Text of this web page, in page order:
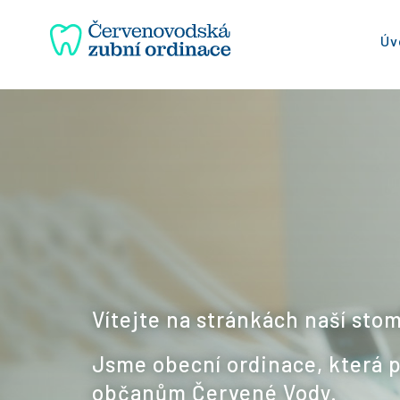
Vítejte na stránkách naší
Jsme obecní ordinace, která
občanům Červené Vody.